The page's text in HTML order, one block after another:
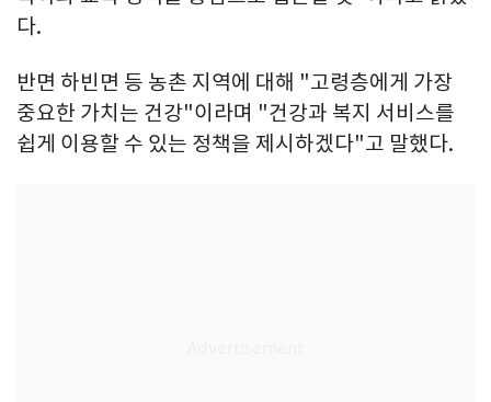
다.
반면 하빈면 등 농촌 지역에 대해 "고령층에게 가장
중요한 가치는 건강"이라며 "건강과 복지 서비스를
쉽게 이용할 수 있는 정책을 제시하겠다"고 말했다.